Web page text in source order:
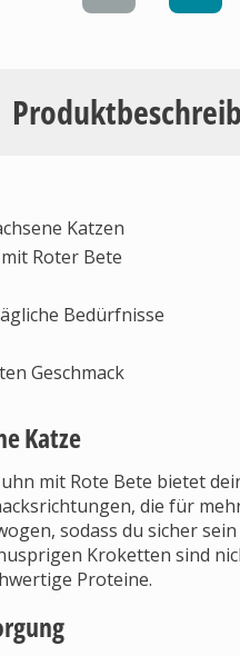
Katzen
Roter Bete
Bedürfnisse
Geschmack
Katze
mit Rote Bete bietet
die für
sodass du sicher
Kroketten sind
Proteine.